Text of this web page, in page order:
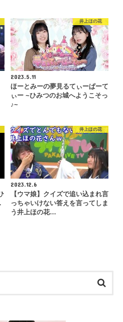
井上ほの花
2023.5.11
ほーとみーの夢見るてぃーぱーて
ぃー ~ひみつのお城へようこそっ
♪~
井上ほの花
2023.12.6
【ウマ娘】クイズで追い込まれ言
っちゃいけない答えを言ってしま
う井上ほの花…